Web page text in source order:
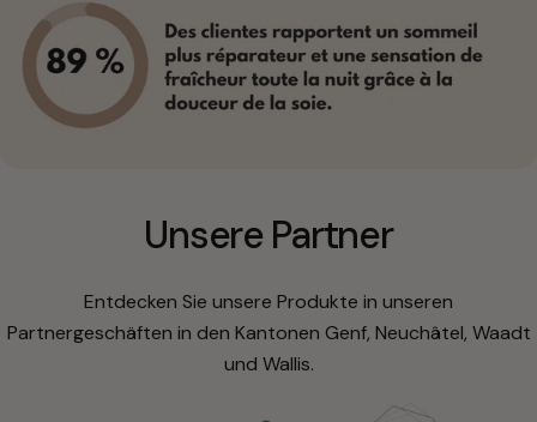
Unsere Partner
Entdecken Sie unsere Produkte in unseren
Partnergeschäften in den Kantonen Genf, Neuchâtel, Waadt
und Wallis.